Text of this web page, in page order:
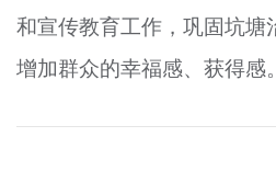
和宣传教育工作，巩固坑塘
增加群众的幸福感、获得感。